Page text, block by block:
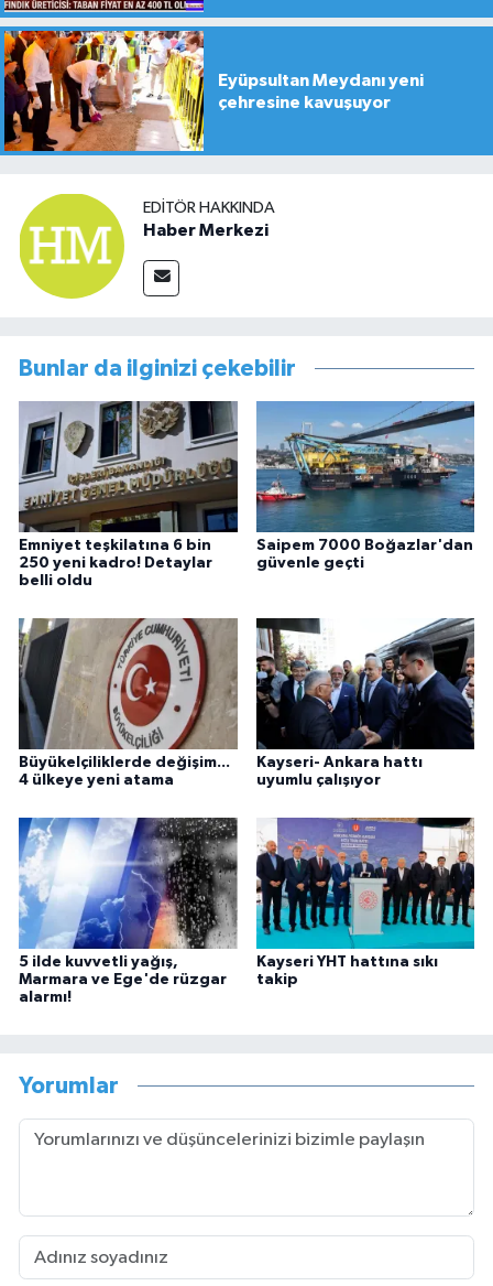
Eyüpsultan Meydanı yeni
çehresine kavuşuyor
EDITÖR HAKKINDA
Haber Merkezi
Bunlar da ilginizi çekebilir
Emniyet teşkilatına 6 bin
250 yeni kadro! Detaylar
belli oldu
Saipem 7000 Boğazlar'dan
güvenle geçti
Büyükelçiliklerde değişim...
4 ülkeye yeni atama
Kayseri- Ankara hattı
uyumlu çalışıyor
5 ilde kuvvetli yağış,
Marmara ve Ege'de rüzgar
alarmı!
Kayseri YHT hattına sıkı
takip
Yorumlar